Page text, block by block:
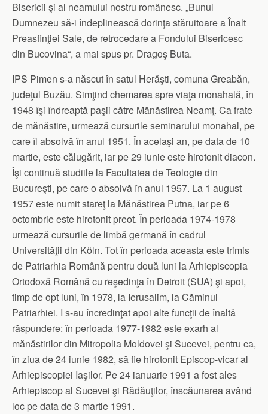
Bisericii şi al neamului nostru românesc. „Bunul
Dumnezeu să-i îndeplinească dorinţa stăruitoare a Înalt
Preasfinţiei Sale, de retrocedare a Fondului Bisericesc
din Bucovina“, a mai spus pr. Dragoş Buta.
IPS Pimen s-a născut în satul Herăşti, comuna Greabăn,
judeţul Buzău. Simţind chemarea spre viaţa monahală, în
1948 îşi îndreaptă paşii către Mănăstirea Neamţ. Ca frate
de mănăstire, urmează cursurile seminarului monahal, pe
care îl absolvă în anul 1951. În acelaşi an, pe data de 10
martie, este călugărit, iar pe 29 iunie este hirotonit diacon.
Îşi continuă studiile la Facultatea de Teologie din
Bucureşti, pe care o absolvă în anul 1957. La 1 august
1957 este numit stareţ la Mănăstirea Putna, iar pe 6
octombrie este hirotonit preot. În perioada 1974-1978
urmează cursurile de limbă germană în cadrul
Universităţii din Köln. Tot în perioada aceasta este trimis
de Patriarhia Română pentru două luni la Arhiepiscopia
Ortodoxă Română cu reşedinţa în Detroit (SUA) şi apoi,
timp de opt luni, în 1978, la Ierusalim, la Căminul
Patriarhiei. I s-au încredinţat apoi alte funcţii de înaltă
răspundere: în perioada 1977-1982 este exarh al
mănăstirilor din Mitropolia Moldovei şi Sucevei, pentru ca,
în ziua de 24 iunie 1982, să fie hirotonit Episcop-vicar al
Arhiepiscopiei Iaşilor. Pe 24 ianuarie 1991 a fost ales
Arhiepiscop al Sucevei şi Rădăuţilor, înscăunarea având
loc pe data de 3 martie 1991.